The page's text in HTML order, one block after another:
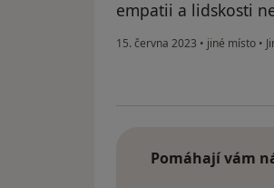
empatii a lidskosti
15. června 2023 • jiné místo •
Pomáhají vám